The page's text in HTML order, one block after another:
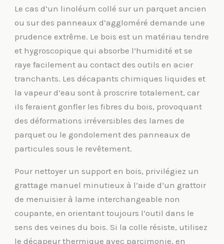
Le cas d’un linoléum collé sur un parquet ancien
ou sur des panneaux d’aggloméré demande une
prudence extrême. Le bois est un matériau tendre
et hygroscopique qui absorbe l’humidité et se
raye facilement au contact des outils en acier
tranchants. Les décapants chimiques liquides et
la vapeur d’eau sont à proscrire totalement, car
ils feraient gonfler les fibres du bois, provoquant
des déformations irréversibles des lames de
parquet ou le gondolement des panneaux de
particules sous le revêtement.
Pour nettoyer un support en bois, privilégiez un
grattage manuel minutieux à l’aide d’un grattoir
de menuisier à lame interchangeable non
coupante, en orientant toujours l’outil dans le
sens des veines du bois. Si la colle résiste, utilisez
le décapeur thermique avec parcimonie, en